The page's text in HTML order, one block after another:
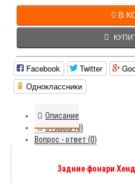
В
Facebook Twitter
Одноклассники
Описание
Отзывы (0)
Вопрос - ответ (0)
Задние фонари